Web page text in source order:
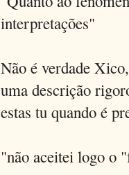
interpretações"
Não é verdade
uma descrição
estas tu quando é
"não aceitei logo o